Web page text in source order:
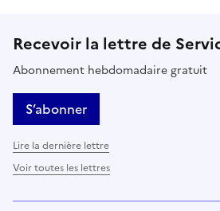
Recevoir la lettre de
Abonnement hebdomadaire gratuit
S’abonner
Lire la dernière lettre
Voir toutes les lettres